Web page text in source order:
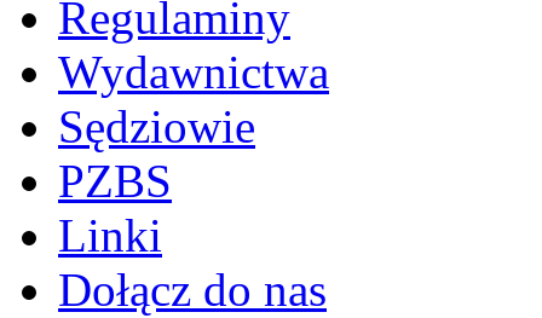
Regulaminy
Wydawnictwa
Sędziowie
PZBS
Linki
Dołącz do nas